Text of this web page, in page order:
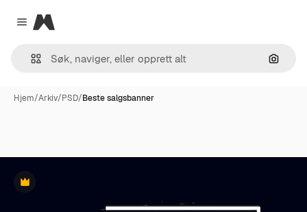
Close menu
Magnific
Søk
Hjem/Arkiv/PSD/Beste salgsbanner
Premium